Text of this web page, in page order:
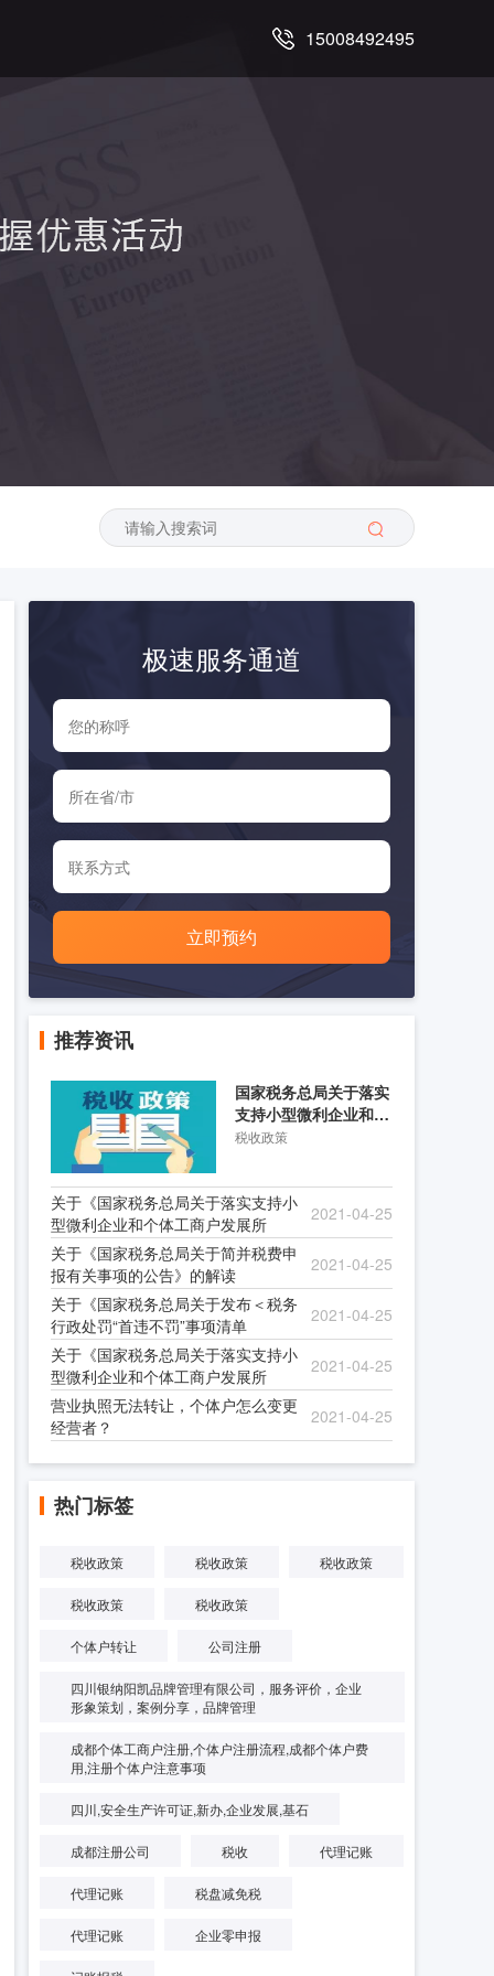
15008492495
极速服务通道
立即预约
推荐资讯
国家税务总局关于落实
支持小型微利企业和个
体工商户发展所得税优
税收政策
关于《国家税务总局关于落实支持小
型微利企业和个体工商户发展所
2021-04-25
关于《国家税务总局关于简并税费申
报有关事项的公告》的解读
2021-04-25
关于《国家税务总局关于发布＜税务
行政处罚“首违不罚”事项清单
2021-04-25
关于《国家税务总局关于落实支持小
型微利企业和个体工商户发展所
2021-04-25
营业执照无法转让，个体户怎么变更
经营者？
2021-04-25
热门标签
税收政策 税收政策 税收政策
税收政策 税收政策
个体户转让 公司注册
四川银纳阳凯品牌管理有限公司，服务评价，企业
形象策划，案例分享，品牌管理
成都个体工商户注册,个体户注册流程,成都个体户费
用,注册个体户注意事项
四川,安全生产许可证,新办,企业发展,基石
成都注册公司 税收 代理记账
代理记账 税盘减免税
代理记账 企业零申报